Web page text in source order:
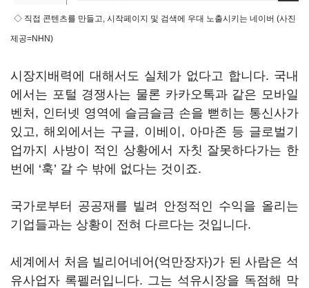
◇ 직접 콘텐츠를 만들고, 시작페이지 및 검색에 우대 노출시키는 네이버 (사진
제공=NHN)
시장지배력에 대해서도 실체가 없다고 합니다. 국내
에서는 포털 경쟁사는 물론 카카오톡과 같은 모바일
벤처, 인터넷 영역에 슬금슬금 손을 뻗히는 통신사가
있고, 해외에서는 구글, 이베이, 아마존 등 글로벌기
업까지 사방이 적인 상황에서 자칫 잘못하다가는 한
번에 ‘훅’ 갈 수 밖에 없다는 것이죠.
국가로부터 공공재를 빌려 안정적인 수익을 올리는
기업들과는 상황이 전혀 다르다는 것입니다.
세계에서 처음 빌리어네어(억만장자)가 된 사람은 석
유사업자 록펠러입니다. 그는 석유시장을 독점해 막